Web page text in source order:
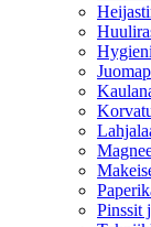
Pinssit